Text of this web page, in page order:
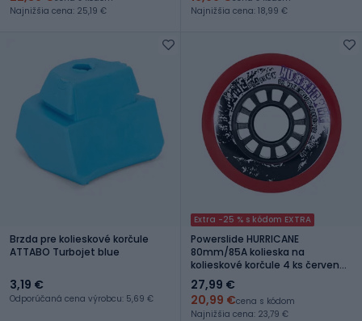
Najnižšia cena: 25,19 €
Najnižšia cena: 18,99 €
Brzda pre kolieskové korčule
ATTABO Turbojet blue
3,19 €
Odporúčaná cena výrobcu: 5,69 €
Extra -25 % s kódom EXTRA
Powerslide HURRICANE
80mm/85A kolieska na
kolieskové korčule 4 ks červené
905194
27,99 €
20,99 €cena s kódom
Najnižšia cena: 23,79 €